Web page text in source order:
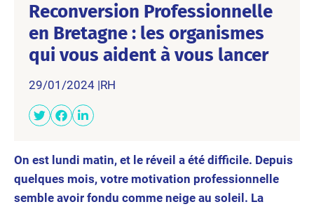
Reconversion Professionnelle
en Bretagne : les organismes
qui vous aident à vous lancer
29/01/2024 |RH
On est lundi matin, et le réveil a été difficile. Depuis
quelques mois, votre motivation professionnelle
semble avoir fondu comme neige au soleil. La